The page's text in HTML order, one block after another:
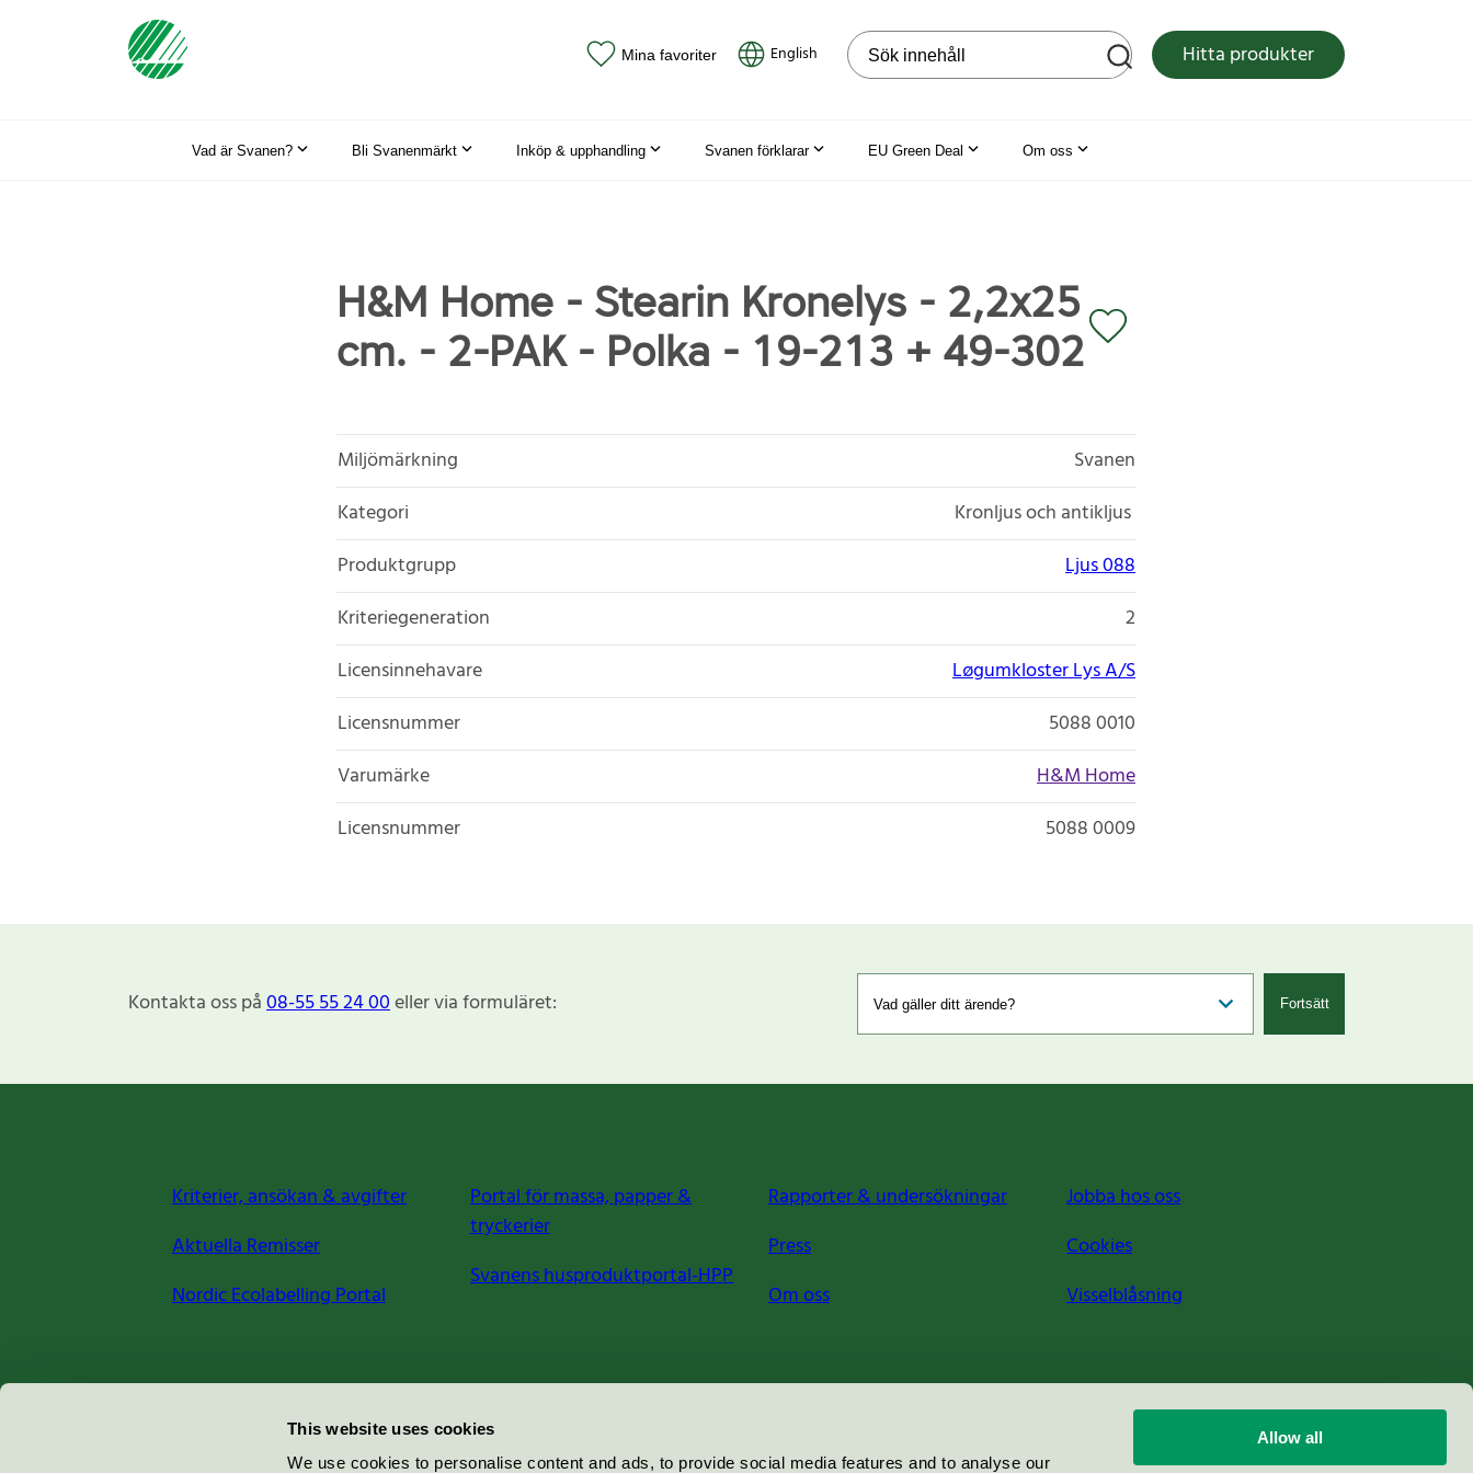
This website uses cookies
We use cookies to personalise content and ads, to provide social media features and to analyse our
Allow all
Mina favoriter English Sök på webbplatsen Hitta produkter
Vad är Svanen? Bli Svanenmärkt Inköp & upphandling Svanen förklarar EU Green Deal Om oss
H&M Home - Stearin Kronelys - 2,2x25
cm. - 2-PAK - Polka - 19-213 + 49-302
Miljömärkning
Svanen
Kategori
Kronljus och antikljus
Produktgrupp
Ljus 088
Kriteriegeneration
2
Licensinnehavare
Løgumkloster Lys A/S
Licensnummer
5088 0010
Varumärke
H&M Home
Licensnummer
5088 0009
Kontakta oss på08-55 55 24 00eller via formuläret: Fortsätt
Kriterier, ansökan & avgifter
Aktuella Remisser
Nordic Ecolabelling Portal
Portal för massa, papper &
tryckerier
Svanens husproduktportal-HPP
Rapporter & undersökningar
Press
Om oss
Jobba hos oss
Cookies
Visselblåsning
Miljömärkning Sverige AB